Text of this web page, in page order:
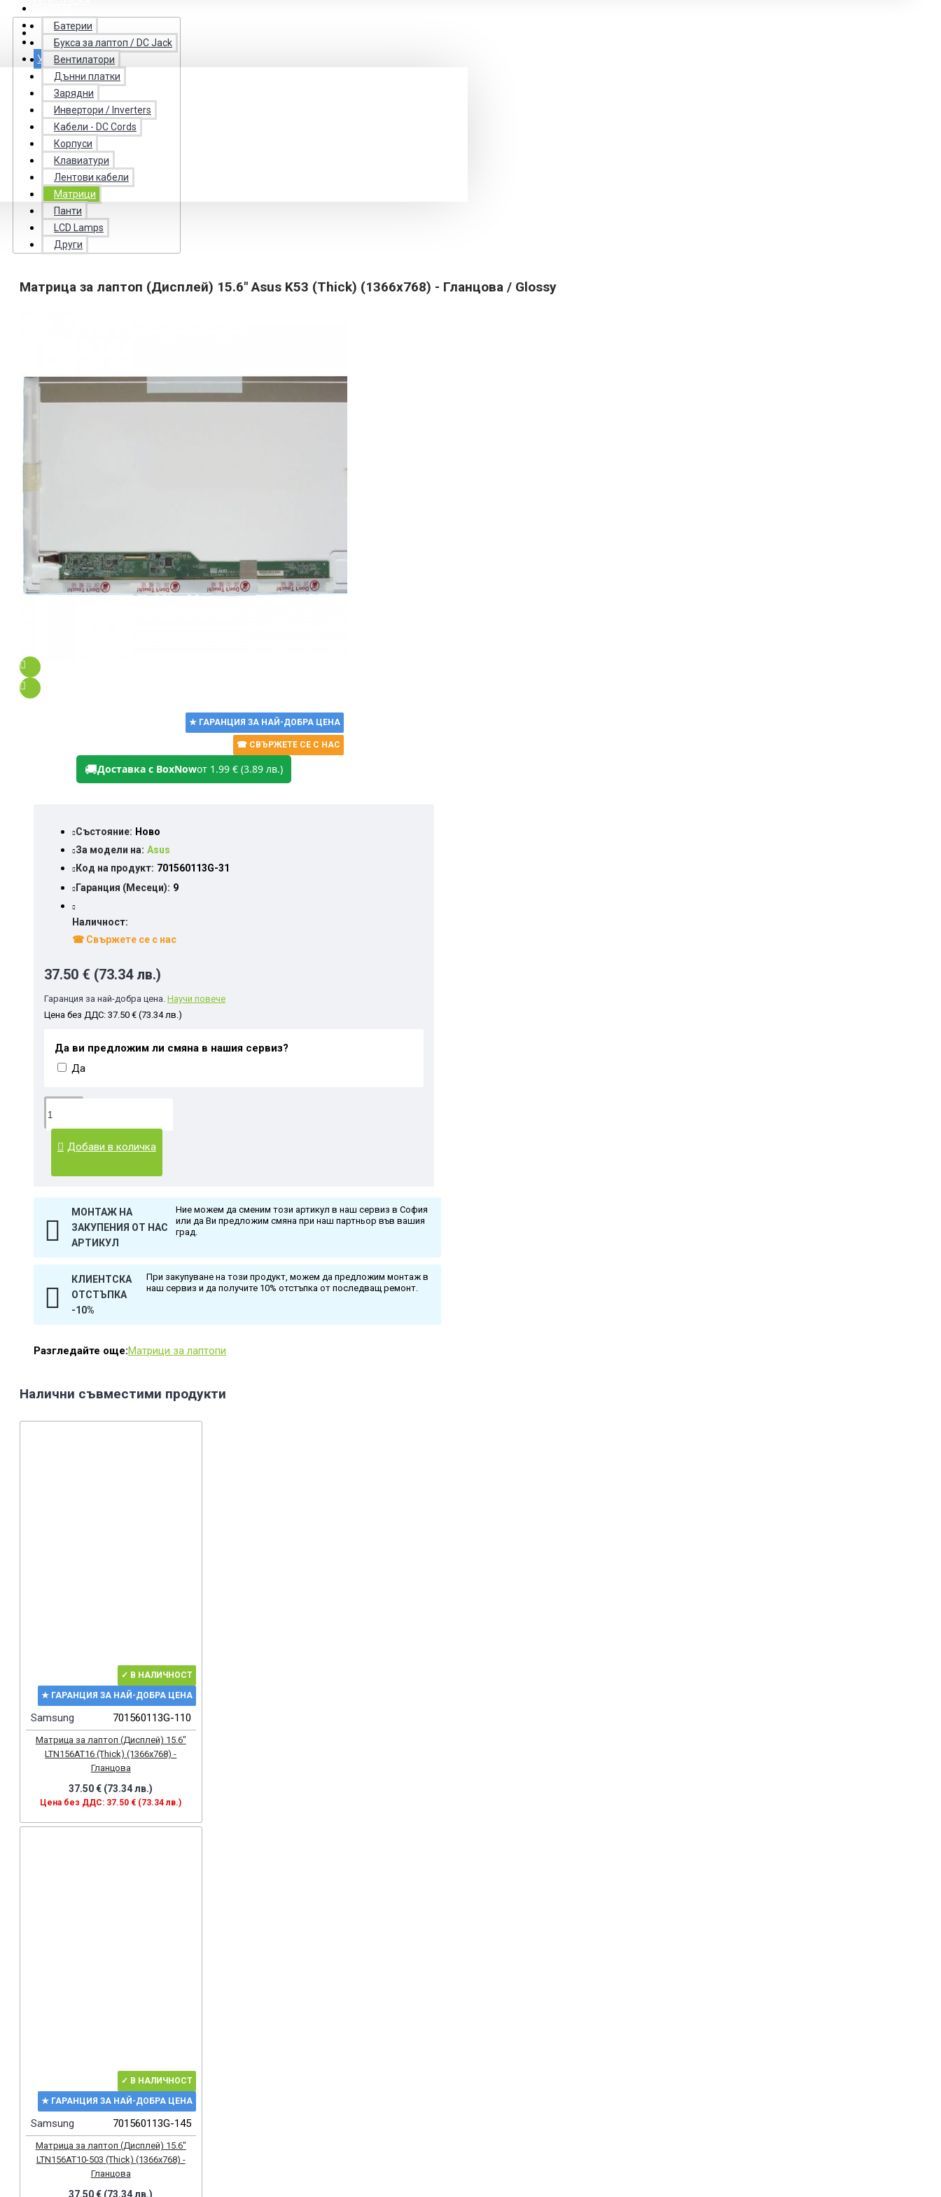
КОНТАКТИ
LCD КАБЕЛИ
DC КАБЕЛИ
УСЛУГИ
Батерии
Букса за лаптоп / DC Jack
Вентилатори
Дънни платки
Зарядни
Инвертори / Inverters
Кабели - DC Cords
Корпуси
Клавиатури
Лентови кабели
Матрици
Панти
LCD Lamps
Други
Матрица за лаптоп (Дисплей) 15.6" Asus K53 (Thick) (1366x768) - Гланцова / Glossy
★ ГАРАНЦИЯ ЗА НАЙ-ДОБРА ЦЕНА
☎ СВЪРЖЕТЕ СЕ С НАС
🚚Доставка с BoxNowот 1.99 € (3.89 лв.)
Състояние: Ново
За модели на: Asus
Код на продукт: 701560113G-31
Гаранция (Месеци): 9
Наличност:
☎ Свържете се с нас
37.50 € (73.34 лв.)
Гаранция за най-добра цена. Научи повече
Цена без ДДС: 37.50 € (73.34 лв.)
Да ви предложим ли смяна в нашия сервиз?
Да
Добави в количка
МОНТАЖ НА
ЗАКУПЕНИЯ ОТ НАС
АРТИКУЛ
Ние можем да сменим този артикул в наш сервиз в София
или да Ви предложим смяна при наш партньор във вашия
град.
КЛИЕНТСКА
ОТСТЪПКА
-10%
При закупуване на този продукт, можем да предложим монтаж в
наш сервиз и да получите 10% отстъпка от последващ ремонт.
Разгледайте още:Матрици за лаптопи
Налични съвместими продукти
✓ В НАЛИЧНОСТ
★ ГАРАНЦИЯ ЗА НАЙ-ДОБРА ЦЕНА
Samsung 701560113G-110
Матрица за лаптоп (Дисплей) 15.6"
LTN156AT16 (Thick) (1366x768) -
Гланцова
37.50 € (73.34 лв.)
Цена без ДДС: 37.50 € (73.34 лв.)
✓ В НАЛИЧНОСТ
★ ГАРАНЦИЯ ЗА НАЙ-ДОБРА ЦЕНА
Samsung 701560113G-145
Матрица за лаптоп (Дисплей) 15.6"
LTN156AT10-503 (Thick) (1366x768) -
Гланцова
37.50 € (73.34 лв.)